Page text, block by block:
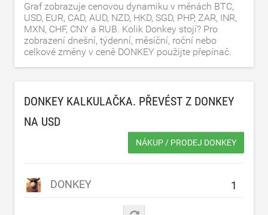
Graf zobrazuje cenovou dynamiku v měnách BTC,
USD, EUR, CAD, AUD, NZD, HKD, SGD, PHP, ZAR, INR,
MXN, CHF, CNY a RUB. Kolik Donkey stojí? Pro
zobrazení dnešní, týdenní, měsíční, roční nebo
celkové změny v ceně DONKEY použijte přepínač.
DONKEY KALKULAČKA. PŘEVÉST Z DONKEY
NA USD
NÁKUP / PRODEJ DONKEY
DONKEY